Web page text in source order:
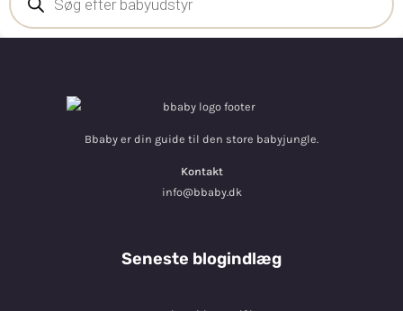
Bbaby er din guide til den store babyjungle.
Kontakt
info@bbaby.dk
Seneste blogindlæg